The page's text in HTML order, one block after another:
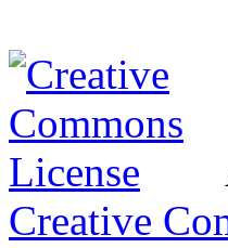
Creative